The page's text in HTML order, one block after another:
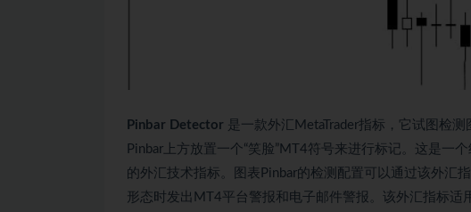
Pinbar Detector 是一款外汇MetaTrader指标，它试图检
Pinbar上方放置一个“笑脸”MT4符号来进行标记。这是一
的外汇技术指标。图表Pinbar的检测配置可以通过该外汇
形态时发出MT4平台警报和电子邮件警报。该外汇指标适